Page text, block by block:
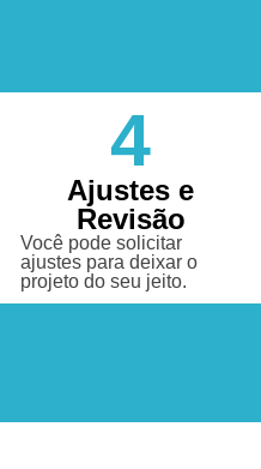
4
Ajustes e
Revisão
Você pode solicitar
ajustes para deixar o
projeto do seu jeito.